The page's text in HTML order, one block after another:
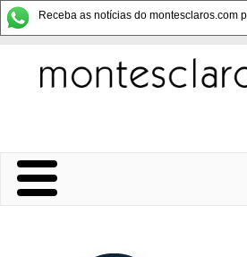
Receba as notícias do montesclaros.com